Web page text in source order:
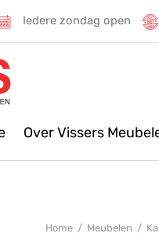
Iedere zondag open
Over Vissers
Home / Meubelen /